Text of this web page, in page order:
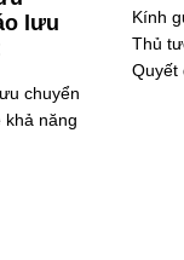
lưu
chuyển
khả năng
Kính
Thủ
Quyết